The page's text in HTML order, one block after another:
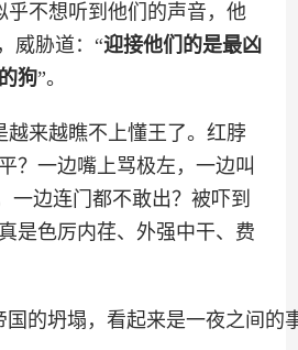
乎不想听到他们的声音，他
威胁道：“迎接他们的是最凶
狗”。
越来越瞧不上懂王了。红脖
？一边嘴上骂极左，一边叫
一边连门都不敢出？被吓到
是色厉内荏、外强中干、费